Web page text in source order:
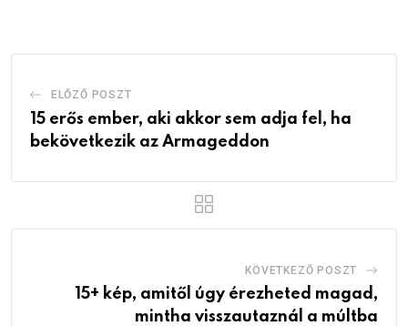
ELŐZŐ POSZT
15 erős ember, aki akkor sem adja fel, ha
bekövetkezik az Armageddon
KÖVETKEZŐ POSZT
15+ kép, amitől úgy érezheted magad,
mintha visszautaznál a múltba